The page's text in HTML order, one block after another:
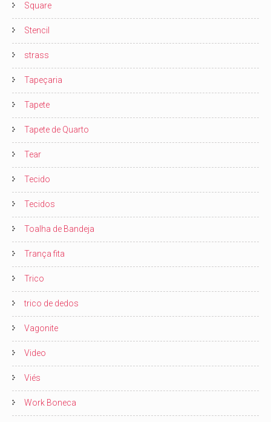
Square
Stencil
strass
Tapeçaria
Tapete
Tapete de Quarto
Tear
Tecido
Tecidos
Toalha de Bandeja
Trança fita
Trico
trico de dedos
Vagonite
Video
Viés
Work Boneca